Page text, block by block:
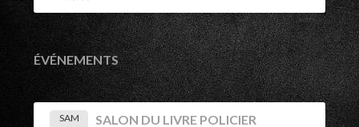
ÉVÉNEMENTS
SAM SALON DU LIVRE POLICIER